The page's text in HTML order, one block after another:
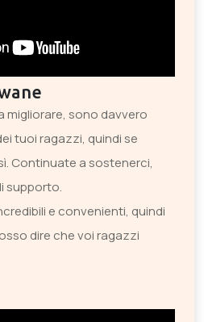
migliorare, sono davvero
tuoi ragazzi, quindi se
Continuate a sostenerci,
supporto.
e convenienti, quindi
dire che voi ragazzi